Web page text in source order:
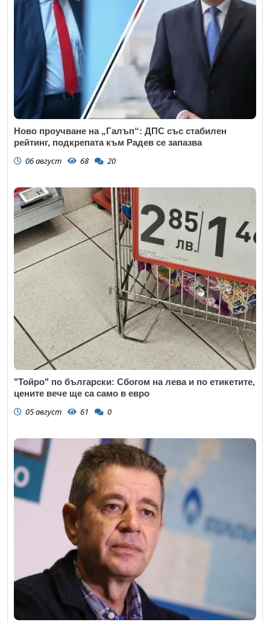
Ново проучване на „Галъп“: ДПС със стабилен
рейтинг, подкрепата към Радев се запазва
06 август 68 20
"Тойро" по български: Сбогом на лева и по етикетите,
цените вече ще са само в евро
05 август 61 0